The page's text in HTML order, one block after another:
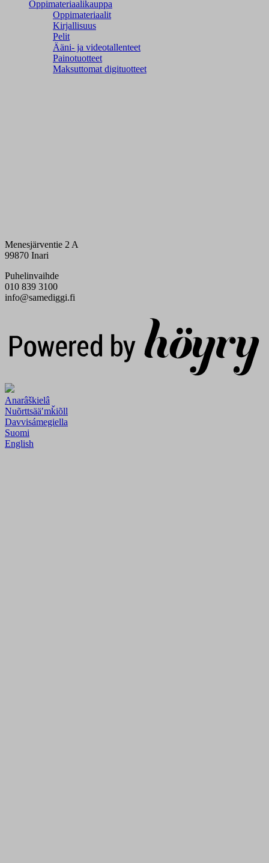
Oppimateriaalikauppa
Oppimateriaalit
Kirjallisuus
Pelit
Ääni- ja videotallenteet
Painotuotteet
Maksuttomat digituotteet
Menesjärventie 2 A
99870 Inari
Puhelinvaihde
010 839 3100
info@samediggi.fi
Anarâškielâ
Nuõrttsääʹmǩiõll
Davvisámegiella
Suomi
English